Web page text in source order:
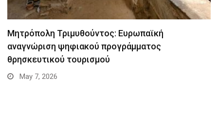
Μητρόπολη Τριμυθούντος: Ευρωπαϊκή
αναγνώριση ψηφιακού προγράμματος
θρησκευτικού τουρισμού
May 7, 2026